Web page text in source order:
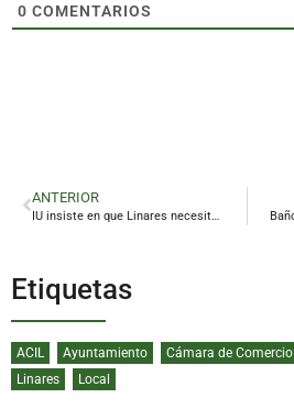
0 COMENTARIOS
ANTERIOR
IU insiste en que Linares necesita un plan de reindustrialización
Etiquetas
ACIL Ayuntamiento Cámara de Comercio
Linares
Local